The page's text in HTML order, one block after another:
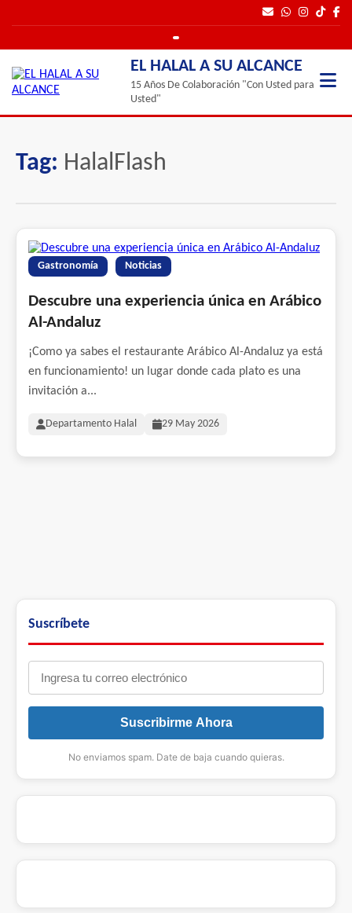
EL HALAL A SU ALCANCE
15 Años De Colaboración "Con Usted para
Usted"
Tag: HalalFlash
Gastronomía Noticias
Descubre una experiencia única en Arábico
Al-Andaluz
¡Como ya sabes el restaurante Arábico Al-Andaluz ya está
en funcionamiento! un lugar donde cada plato es una
invitación a...
Departamento Halal 29 May 2026
Suscríbete
Suscribirme Ahora
No enviamos spam. Date de baja cuando quieras.